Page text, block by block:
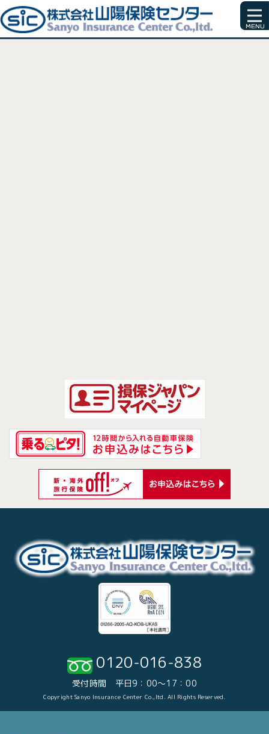
0120-016-838
受付時間 平日9：00～17：00
Copyright Sanyo Insurance Center Co.,ltd. All Rights Reserved.